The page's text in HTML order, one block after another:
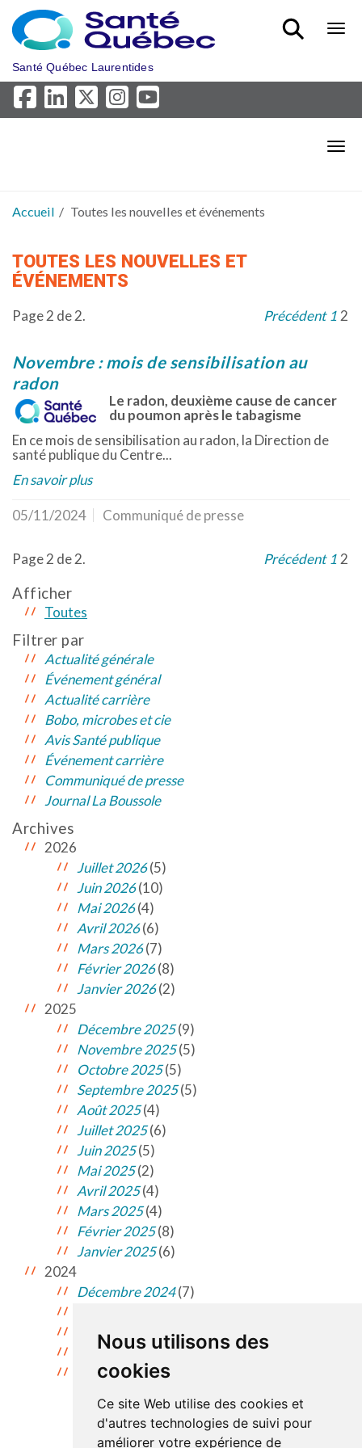
Nous utilisons des
cookies
Ce site Web utilise des cookies et
d'autres technologies de suivi pour
améliorer votre expérience de
Aller au menu principal
Santé Québec Laurentides
Accueil Toutes les nouvelles et événements
TOUTES LES NOUVELLES ET
ÉVÉNEMENTS
Page 2 de 2. Précédent 1 2
Novembre : mois de sensibilisation au
radon
Le radon, deuxième cause de cancer
du poumon après le tabagisme
En ce mois de sensibilisation au radon, la Direction de
santé publique du Centre...
En savoir plus
05/11/2024 Communiqué de presse
Page 2 de 2. Précédent 1 2
Afficher
Toutes
Filtrer par
Actualité générale
Événement général
Actualité carrière
Bobo, microbes et cie
Avis Santé publique
Événement carrière
Communiqué de presse
Journal La Boussole
Archives
2026
Juillet 2026(5)
Juin 2026(10)
Mai 2026(4)
Avril 2026(6)
Mars 2026(7)
Février 2026(8)
Janvier 2026(2)
2025
Décembre 2025(9)
Novembre 2025(5)
Octobre 2025(5)
Septembre 2025(5)
Août 2025(4)
Juillet 2025(6)
Juin 2025(5)
Mai 2025(2)
Avril 2025(4)
Mars 2025(4)
Février 2025(8)
Janvier 2025(6)
2024
Décembre 2024(7)
Octobre 2024
(10)
Septembre 2024(9)
Août 2024(3)